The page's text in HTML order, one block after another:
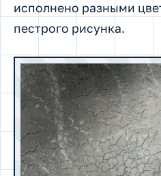
исполнено разными
пестрого рисунка.